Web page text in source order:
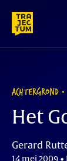
content
ACHTERGROND
Het
Gerard
14 mei 2009